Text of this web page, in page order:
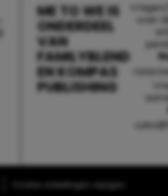
ME TO WE IS
ONDERDEEL
VAN
FAMILYBLEND
EN KOMPAS
PUBLISHING
over
Cookie-instellingen wijzigen